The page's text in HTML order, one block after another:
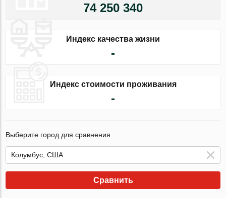
74 250 340
Индекс качества жизни
-
Индекс стоимости проживания
-
Выберите город для сравнения
Сравнить